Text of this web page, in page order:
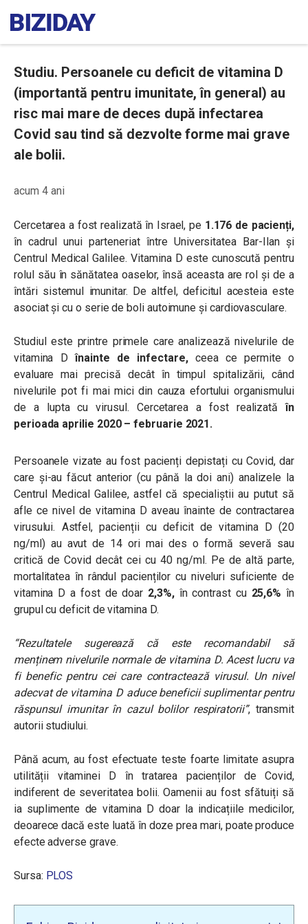
Studiu. Persoanele cu deficit de vitamina D
(importantă pentru imunitate, în general) au
risc mai mare de deces după infectarea
Covid sau tind să dezvolte forme mai grave
ale bolii.
acum 4 ani
Cercetarea a fost realizată în Israel, pe 1.176 de pacienți,
în cadrul unui parteneriat între Universitatea Bar-Ilan și
Centrul Medical Galilee. Vitamina D este cunoscută pentru
rolul său în sănătatea oaselor, însă aceasta are rol și de a
întări sistemul imunitar. De altfel, deficitul acesteia este
asociat și cu o serie de boli autoimune și cardiovasculare.
Studiul este printre primele care analizează nivelurile de
vitamina Dînainte de infectare,ceea ce permite o
evaluare mai precisă decât în ​​timpul spitalizării, când
nivelurile pot fi mai mici din cauza efortului organismului
de a lupta cu virusul. Cercetarea a fost realizatăîn
perioada aprilie 2020 – februarie 2021.
Persoanele vizate au fost pacienți depistați cu Covid, dar
care și-au făcut anterior (cu până la doi ani) analizele la
Centrul Medical Galilee, astfel că specialiștii au putut să
afle ce nivel de vitamina D aveau înainte de contractarea
virusului. Astfel, pacienții cu deficit de vitamina D (20
ng/ml) au avut de 14 ori mai des o formă severă sau
critică de Covid decât cei cu 40 ng/ml. Pe de altă parte,
mortalitatea în rândul pacienților cu niveluri suficiente de
vitamina D a fost de doar 2,3%,în contrast cu 25,6% în
grupul cu deficit de vitamina D.
“Rezultatele sugerează că este recomandabil să
menținem nivelurile normale de vitamina D. Acest lucru va
fi benefic pentru cei care contractează virusul. Un nivel
adecvat de vitamina D aduce beneficii suplimentar pentru
răspunsul imunitar în cazul bolilor respiratorii”, transmit
autorii studiului.
Până acum, au fost efectuate teste foarte limitate asupra
utilității vitaminei D în tratarea pacienților de Covid,
indiferent de severitatea bolii.Oamenii au fost sfătuiți să
ia suplimente de vitamina D doar la indicațiile medicilor,
deoarece dacă este luată în doze prea mari, poate produce
efecte adverse grave.
Sursa: PLOS